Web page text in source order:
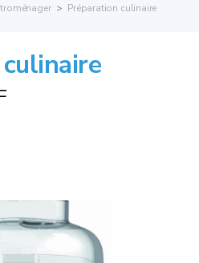
Préparation culinaire